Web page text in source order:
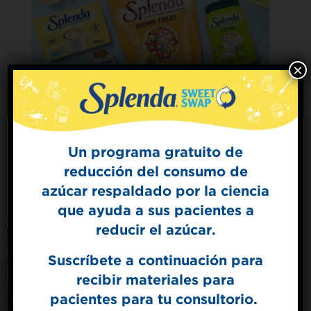
Un programa gratuito de
reducción del consumo de
azúcar respaldado por la ciencia
que ayuda a sus pacientes a
reducir el azúcar.
Suscríbete a continuación para
recibir materiales para
pacientes para tu consultorio.
×
The Sweet Dish
Get mouth-watering recipes from the
SIGN UP